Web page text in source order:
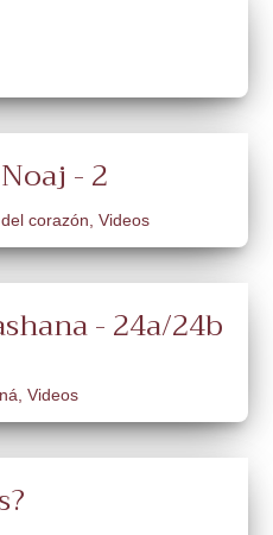
- 2
corazón, Videos
- 24a/24b
, Videos